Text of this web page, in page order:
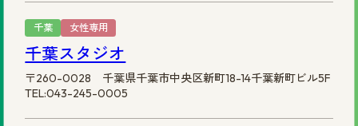
千葉 女性専用
千葉スタジオ
〒260-0028 千葉県千葉市中央区新町18-14千葉新町ビル5F
TEL:043-245-0005